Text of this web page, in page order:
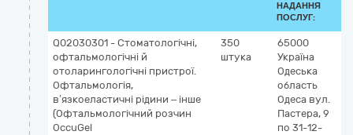
НАДАННЯ
ПОСЛУГ:
Q02030301 - Стоматологічні,
офтальмологічні й
отоларингологічні пристрої.
Офтальмологія,
в’язкоеластичні рідини – інше
(Офтальмологічний розчин
OccuGel
350
штука
65000
Україна
Одеська
область
Одеса вул.
Пастера, 9
по 31-12-